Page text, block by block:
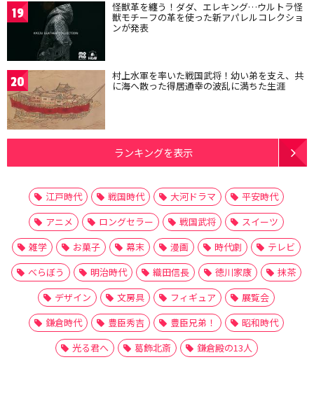
19 怪獣革を纏う！ダダ、エレキング…ウルトラ怪
獣モチーフの革を使った新アパレルコレクショ
ンが発表
20 村上水軍を率いた戦国武将！幼い弟を支え、共
に海へ散った得居通幸の波乱に満ちた生涯
ランキングを表示
江戸時代 戦国時代 大河ドラマ
平安時代
アニメ
ロングセラー 戦国武将
スイーツ
雑学
お菓子 幕末 漫画 時代劇
テレビ
べらぼう
明治時代 織田信長 徳川家康
抹茶
デザイン
文房具 フィギュア
展覧会
鎌倉時代
豊臣秀吉 豊臣兄弟！
昭和時代
光る君へ
葛飾北斎 鎌倉殿の13人